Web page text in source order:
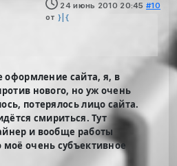
24 июнь 2010 20:45 #10
от }|{
оформление сайта, я, в
нового, но уж очень
потерялось лицо сайта.
смириться. Тут
и вообще работы
очень субъективное